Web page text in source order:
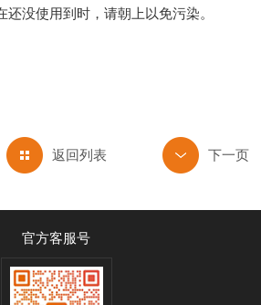
没使用到时，请朝上以免污染。
返回列表
官方客服号